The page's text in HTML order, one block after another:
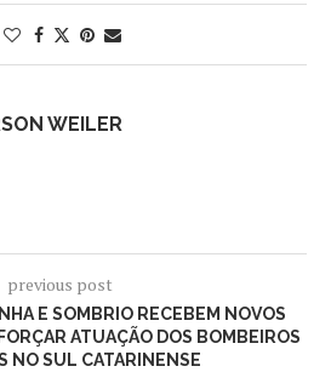
WEILER
previous post
E SOMBRIO RECEBEM NOVOS
ATUAÇÃO DOS BOMBEIROS
NO SUL CATARINENSE